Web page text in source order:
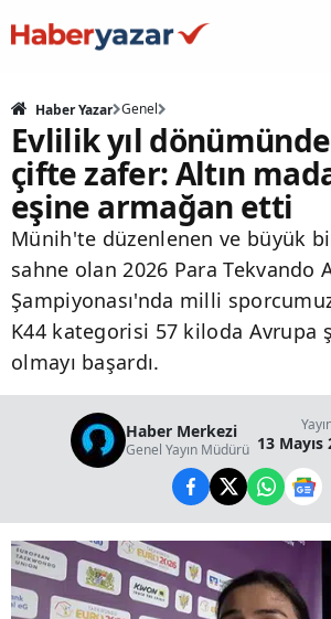
Haber Yazar Genel
Evlilik yıl
çifte zafer: Altın
eşine armağan etti
Münih'te düzenlenen ve büyük
sahne olan 2026 Para Tekvando
Şampiyonası'nda milli
K44 kategorisi 57 kiloda Avrupa
olmayı başardı.
Haber Merkezi
Genel Yayın Müdürü 13 Mayıs